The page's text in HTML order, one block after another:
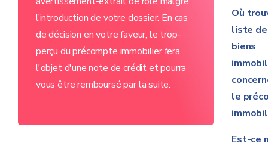
l’introduction de votre dossier. En cas
de décision en votre faveur, le trop-
perçu du précompte immobilier fera
l'objet d'une note de crédit et pourra
vous être remboursé par la suite.
Où
liste
biens
le
Est-ce